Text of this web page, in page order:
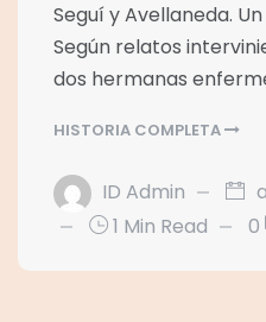
Seguí y Avellaneda.
Según relatos
dos hermanas
HISTORIA COMPLETA
ID Admin
1 Min Read
0